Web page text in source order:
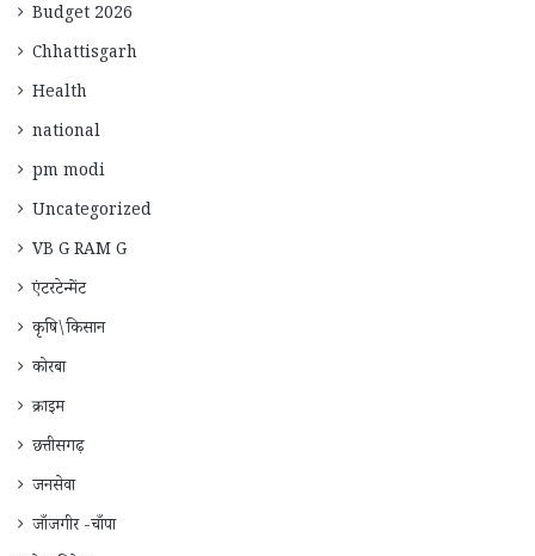
Budget 2026
Chhattisgarh
Health
national
pm modi
Uncategorized
VB G RAM G
एंटरटेन्मेंट
कृषि\किसान
कोरबा
क्राइम
छत्तीसगढ़
जनसेवा
जाँजगीर -चाँपा